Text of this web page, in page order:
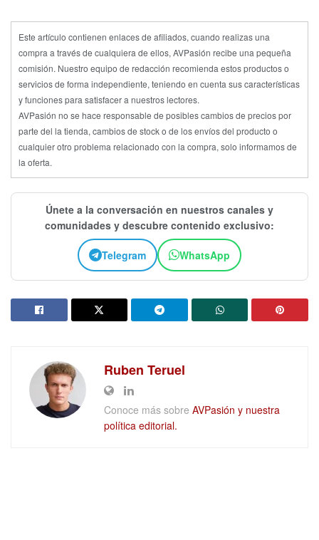
Este artículo contienen enlaces de afiliados, cuando realizas una
compra a través de cualquiera de ellos, AVPasión recibe una pequeña
comisión. Nuestro equipo de redacción recomienda estos productos o
servicios de forma independiente, teniendo en cuenta sus características
y funciones para satisfacer a nuestros lectores.
AVPasión no se hace responsable de posibles cambios de precios por
parte del la tienda, cambios de stock o de los envíos del producto o
cualquier otro problema relacionado con la compra, solo informamos de
la oferta.
Únete a la conversación en nuestros canales y
comunidades y descubre contenido exclusivo:
Telegram WhatsApp
Ruben Teruel
Conoce más sobre AVPasión y nuestra
política editorial.